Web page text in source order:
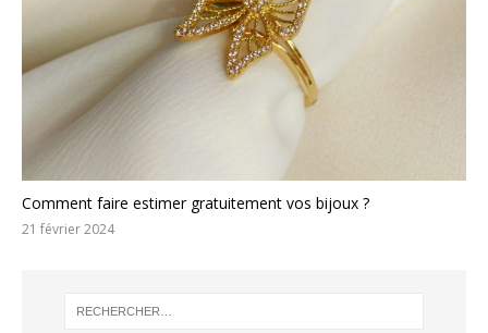
Comment faire estimer gratuitement vos bijoux ?
21 février 2024